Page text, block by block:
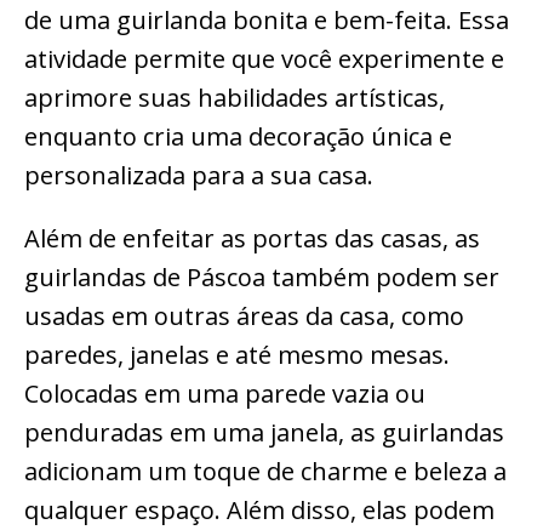
de uma guirlanda bonita e bem-feita. Essa
atividade permite que você experimente e
aprimore suas habilidades artísticas,
enquanto cria uma decoração única e
personalizada para a sua casa.
Além de enfeitar as portas das casas, as
guirlandas de Páscoa também podem ser
usadas em outras áreas da casa, como
paredes, janelas e até mesmo mesas.
Colocadas em uma parede vazia ou
penduradas em uma janela, as guirlandas
adicionam um toque de charme e beleza a
qualquer espaço. Além disso, elas podem